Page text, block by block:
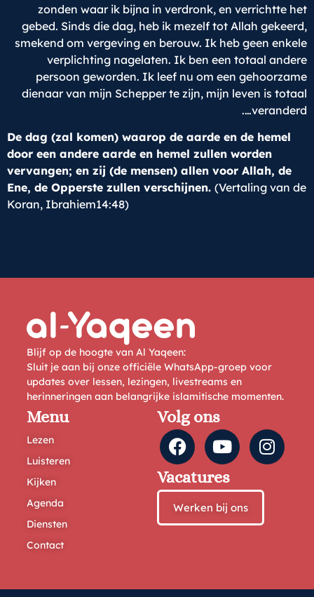
zonden waar ik bijna in verdronk, en verrichtte het
gebed. Sinds die dag, heb ik mezelf tot Allah gekeerd,
smekend om vergeving en berouw. Ik heb geen enkele
verplichting nagelaten. Ik ben een totaal andere
persoon geworden. Ik leef nu om een gehoorzame
dienaar van mijn Schepper te zijn, mijn leven is totaal
veranderd….
De dag (zal komen) waarop de aarde en de hemel
door een andere aarde en hemel zullen worden
vervangen; en zij (de mensen) allen voor Allah, de
Ene, de Opperste zullen verschijnen. (Vertaling van de
Koran, Ibrahiem14:48)
Blijf op de hoogte van Al Yaqeen:
Sluit je aan bij onze officiële WhatsApp-groep voor
updates over lessen, lezingen, livestreams en
herinneringen aan belangrijke islamitische momenten.
Menu
Lezen
Luisteren
Kijken
Agenda
Diensten
Contact
Volg ons
Vacatures
Werken bij ons